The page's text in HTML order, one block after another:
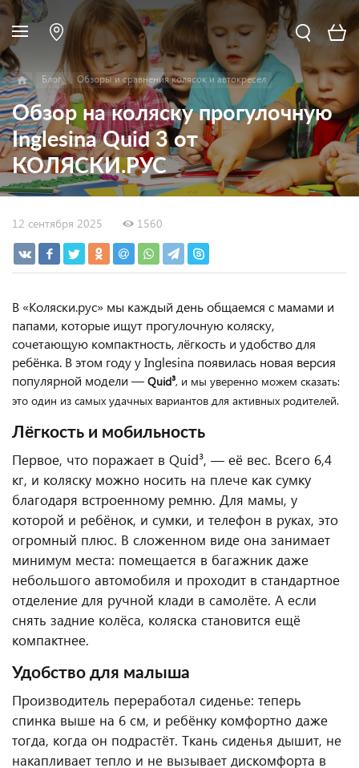
Блог Обзоры и сравнения колясок и автокресел
Обзор на коляску прогулочную
Inglesina Quid 3 от
КОЛЯСКИ.РУС
12 сентября 2025 1560
В «Коляски.рус» мы каждый день общаемся с мамами и
папами, которые ищут прогулочную коляску,
сочетающую компактность, лёгкость и удобство для
ребёнка. В этом году у Inglesina появилась новая версия
популярной модели — Quid³, и мы уверенно можем сказать:
это один из самых удачных вариантов для активных родителей.
Лёгкость и мобильность
Первое, что поражает в Quid³, — её вес. Всего 6,4
кг, и коляску можно носить на плече как сумку
благодаря встроенному ремню. Для мамы, у
которой и ребёнок, и сумки, и телефон в руках, это
огромный плюс. В сложенном виде она занимает
минимум места: помещается в багажник даже
небольшого автомобиля и проходит в стандартное
отделение для ручной клади в самолёте. А если
снять задние колёса, коляска становится ещё
компактнее.
Удобство для малыша
Производитель переработал сиденье: теперь
спинка выше на 6 см, и ребёнку комфортно даже
тогда, когда он подрастёт. Ткань сиденья дышит, не
накапливает тепло и не вызывает дискомфорта в